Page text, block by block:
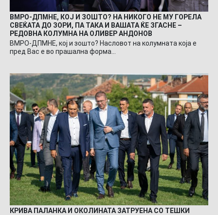
ВМРО-ДПМНЕ, КОЈ И ЗОШТО? НА НИКОГО НЕ МУ ГОРЕЛА
СВЕЌАТА ДО ЗОРИ, ПА ТАКА И ВАШАТА ЌЕ ЗГАСНЕ –
РЕДОВНА КОЛУМНА НА ОЛИВЕР АНДОНОВ
ВМРО-ДПМНЕ, кој и зошто? Насловот на колумната која е
пред Вас е во прашална форма…
КРИВА ПАЛАНКА И ОКОЛИНАТА ЗАТРУЕНА СО ТЕШКИ